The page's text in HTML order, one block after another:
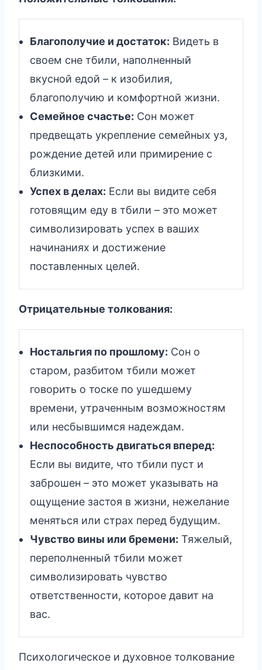
Благополучие и достаток: Видеть в
своем сне тбили, наполненный
вкусной едой – к изобилия,
благополучию и комфортной жизни.
Семейное счастье: Сон может
предвещать укрепление семейных уз,
рождение детей или примирение с
близкими.
Успех в делах: Если вы видите себя
готовящим еду в тбили – это может
символизировать успех в ваших
начинаниях и достижение
поставленных целей.
Отрицательные толкования:
Ностальгия по прошлому: Сон о
старом, разбитом тбили может
говорить о тоске по ушедшему
времени, утраченным возможностям
или несбывшимся надеждам.
Неспособность двигаться вперед:
Если вы видите, что тбили пуст и
заброшен – это может указывать на
ощущение застоя в жизни, нежелание
меняться или страх перед будущим.
Чувство вины или бремени: Тяжелый,
переполненный тбили может
символизировать чувство
ответственности, которое давит на
вас.
Психологическое и духовное толкование